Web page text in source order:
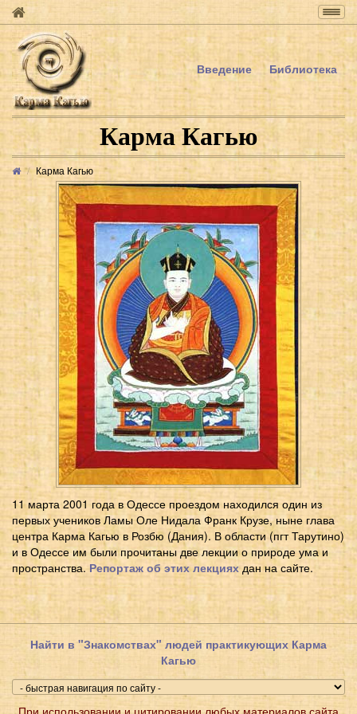
Введение Библиотека
Карма Кагью
Карма Кагью
11 марта 2001 года в Одессе проездом находился один из
первых учеников Ламы Оле Нидала Франк Крузе, ныне глава
центра Карма Кагью в Розбю (Дания). В области (пгт Тарутино)
и в Одессе им были прочитаны две лекции о природе ума и
пространства.Репортаж об этих лекцияхдан на сайте.
Найти в "Знакомствах" людей практикующих Карма
Кагью
При использовании и цитировании любых материалов сайта